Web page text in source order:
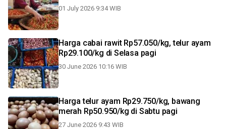
01 July 2026 9:34 WIB
Harga cabai rawit Rp57.050/kg, telur ayam
Rp29.100/kg di Selasa pagi
30 June 2026 10:16 WIB
Harga telur ayam Rp29.750/kg, bawang
merah Rp50.950/kg di Sabtu pagi
27 June 2026 9:43 WIB